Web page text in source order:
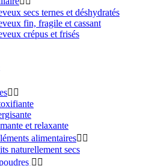
secs ternes et déshydratés
fin, fragile et cassant
crépus et frisés
 
et relaxante
alimentaires 
naturellement secs
 